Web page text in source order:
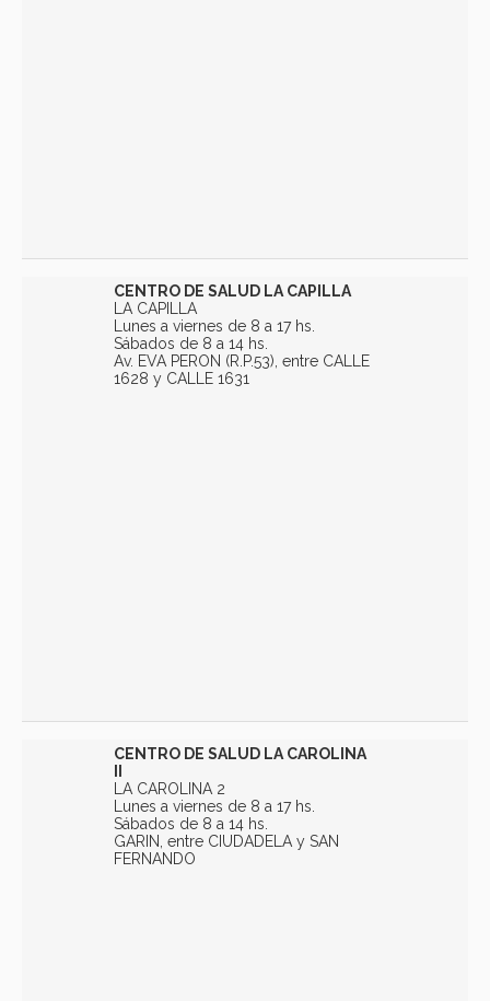
CENTRO DE SALUD LA CAPILLA
LA CAPILLA
Lunes a viernes de 8 a 17 hs.
Sábados de 8 a 14 hs.
Av. EVA PERON (R.P.53), entre CALLE
1628 y CALLE 1631
CENTRO DE SALUD LA CAROLINA
LA CAROLINA 2
Lunes a viernes de 8 a 17 hs.
Sábados de 8 a 14 hs.
GARIN, entre CIUDADELA y SAN
FERNANDO